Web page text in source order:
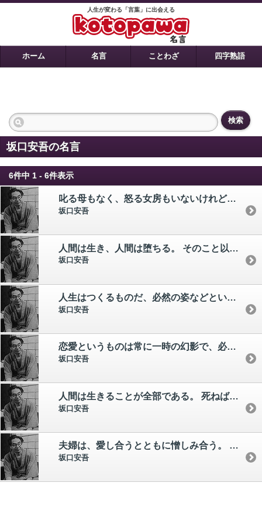
人生が変わる「言葉」に出会える
ホーム 名言 ことわざ 四字熟語
検索
坂口安吾の名言
6件中 1 - 6件表示
叱る母もなく、怒る女房もいないけれども、家へ帰ると、叱られてしまう。 人は孤独で、誰に気がねのいらない生活の中でも、決して自由ではないのである。
坂口安吾
人間は生き、人間は堕ちる。 そのこと以外に人間を救う便利な近道はない。
坂口安吾
人生はつくるものだ、必然の姿などというものはない
坂口安吾
恋愛というものは常に一時の幻影で、必ず亡び、さめるものだ、 ということを知っている大人の心は不幸だ。
坂口安吾
人間は生きることが全部である。 死ねばすべてなくなる。
坂口安吾
夫婦は、愛し合うとともに憎しみ合う。 かかる憎しみを恐れてはならぬ。 正しく憎しみ合うがよく、鋭く対立するが良い。
坂口安吾